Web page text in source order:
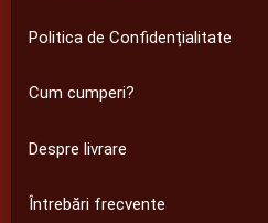
Politica de Confidențialitate
Cum cumperi?
Despre livrare
Întrebări frecvente